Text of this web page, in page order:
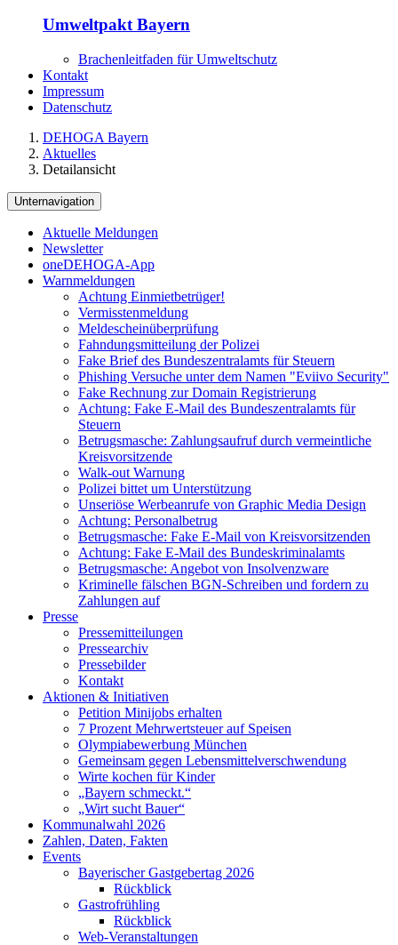
Umweltpakt Bayern
Brachenleitfaden für Umweltschutz
Kontakt
Impressum
Datenschutz
DEHOGA Bayern
Aktuelles
Detailansicht
Unternavigation
Aktuelle Meldungen
Newsletter
oneDEHOGA-App
Warnmeldungen
Achtung Einmietbetrüger!
Vermisstenmeldung
Meldescheinüberprüfung
Fahndungsmitteilung der Polizei
Fake Brief des Bundeszentralamts für Steuern
Phishing Versuche unter dem Namen "Eviivo Security"
Fake Rechnung zur Domain Registrierung
Achtung: Fake E-Mail des Bundeszentralamts für
Steuern
Betrugsmasche: Zahlungsaufruf durch vermeintliche
Kreisvorsitzende
Walk-out Warnung
Polizei bittet um Unterstützung
Unseriöse Werbeanrufe von Graphic Media Design
Achtung: Personalbetrug
Betrugsmasche: Fake E-Mail von Kreisvorsitzenden
Achtung: Fake E-Mail des Bundeskriminalamts
Betrugsmasche: Angebot von Insolvenzware
Kriminelle fälschen BGN-Schreiben und fordern zu
Zahlungen auf
Presse
Pressemitteilungen
Pressearchiv
Pressebilder
Kontakt
Aktionen & Initiativen
Petition Minijobs erhalten
7 Prozent Mehrwertsteuer auf Speisen
Olympiabewerbung München
Gemeinsam gegen Lebensmittelverschwendung
Wirte kochen für Kinder
„Bayern schmeckt.“
„Wirt sucht Bauer“
Kommunalwahl 2026
Zahlen, Daten, Fakten
Events
Bayerischer Gastgebertag 2026
Rückblick
Gastrofrühling
Rückblick
Web-Veranstaltungen